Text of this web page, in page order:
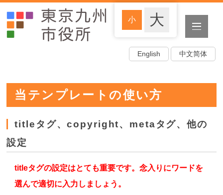
English 中文简体
当テンプレートの使い方
titleタグ、copyright、metaタグ、他の
設定
titleタグの設定はとても重要です。念入りにワードを
選んで適切に入力しましょう。